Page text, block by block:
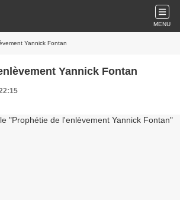
MENU
Yannick Fontan
Yannick Fontan